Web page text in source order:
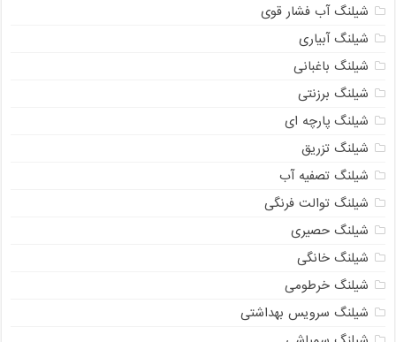
شیلنگ آب فشار قوی
شیلنگ آبیاری
شیلنگ باغبانی
شیلنگ برزنتی
شیلنگ پارچه ای
شیلنگ تزریق
شیلنگ تصفیه آب
شیلنگ توالت فرنگی
شیلنگ حصیری
شیلنگ خانگی
شیلنگ خرطومی
شیلنگ سرویس بهداشتی